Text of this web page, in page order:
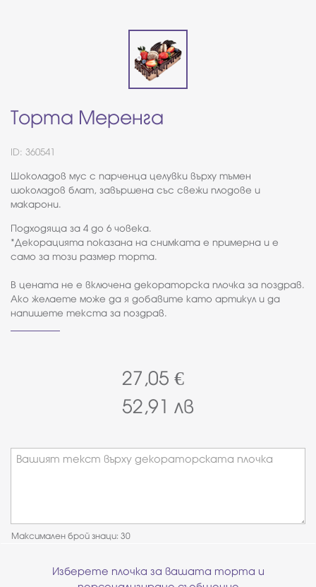
Торта Меренга
ID: 360541
Шоколадов мус с парченца целувки върху тъмен
шоколадов блат, завършена със свежи плодове и
макарони.
Подходяща за 4 до 6 човека.
*Декорацията показана на снимката е примерна и е
само за този размер торта.
В цената не е включена декораторска плочка за поздрав.
Ако желаете може да я добавите като артикул и да
напишете текста за поздрав.
27,05 €
52,91 лв
Вашият текст върху декораторската плочка
Максимален брой знаци: 30
Изберете плочка за вашата торта и